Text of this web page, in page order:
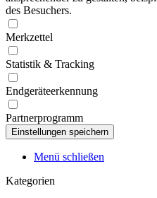
des Besuchers.
Merkzettel
Statistik & Tracking
Endgeräteerkennung
Partnerprogramm
Menü schließen
Kategorien